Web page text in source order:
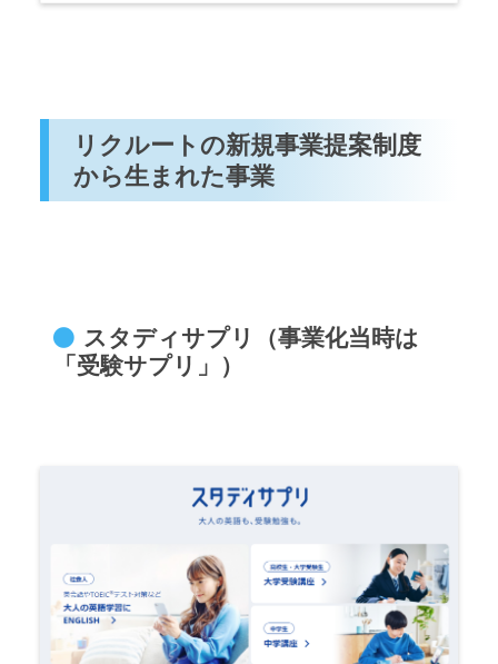
リクルートの新規事業提案制度
から生まれた事業
スタディサプリ（事業化当時は
「受験サプリ」）